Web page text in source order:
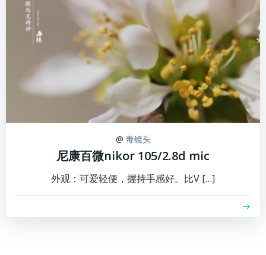
@ 毒镜头
尼康百微nikor 105/2.8d mic
外观：可爱轻便，握持手感好。比V […]